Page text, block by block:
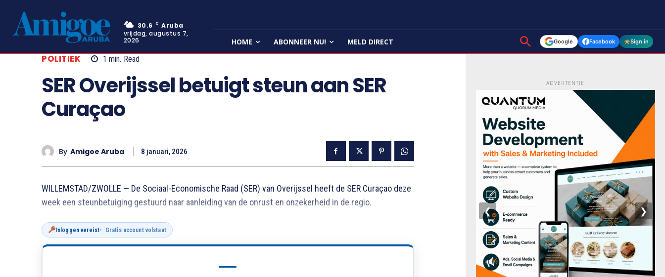
30.6 C Aruba
vrijdag, augustus 7,
2026
HOME ABONNEER NU! MELD DIRECT Google Facebook Sign in
POLITIEK 1 min. Read
SER Overijssel betuigt steun aan SER
Curaçao
By Amigoe Aruba 8 januari, 2026
WILLEMSTAD/ZWOLLE — De Sociaal-Economische Raad (SER) van Overijssel heeft de SER Curaçao deze
week een steunbetuiging gestuurd naar aanleiding van de onrust en onzekerheid in de regio.
Inloggen vereist Gratis account volstaat
ADVERTENTIE
❮ ❯